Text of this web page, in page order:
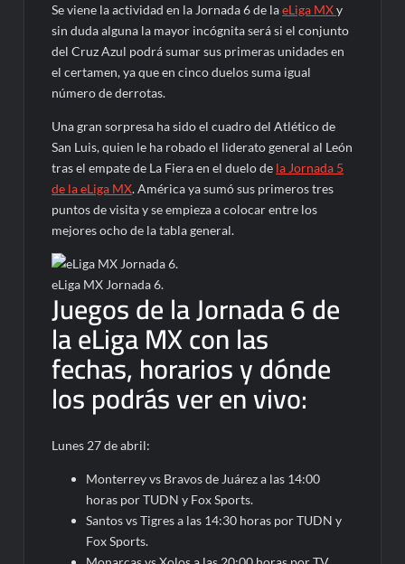
Se viene la actividad en la Jornada 6 de laeLiga MXy
sin duda alguna la mayor incógnita será si el conjunto
del Cruz Azul podrá sumar sus primeras unidades en
el certamen, ya que en cinco duelos suma igual
número de derrotas.
Una gran sorpresa ha sido el cuadro del Atlético de
San Luis, quien le ha robado el liderato general al León
tras el empate de La Fiera en el duelo de la Jornada 5
de la eLiga MX. América ya sumó sus primeros tres
puntos de visita y se empieza a colocar entre los
mejores ocho de la tabla general.
eLiga MX Jornada 6.
Juegos de la Jornada 6 de
la eLiga MX con las
fechas, horarios y dónde
los podrás ver en vivo:
Lunes 27 de abril:
Monterrey vs Bravos de Juárez a las 14:00
horas por TUDN y Fox Sports.
Santos vs Tigres a las 14:30 horas por TUDN y
Fox Sports.